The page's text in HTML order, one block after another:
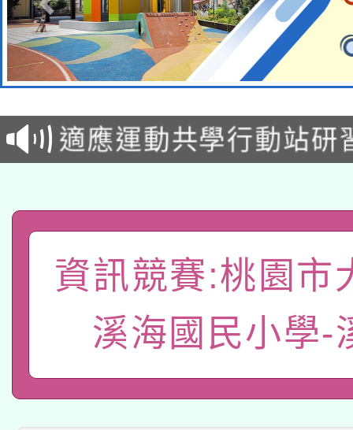
本校115學年度第2次
招甄選結果公告(無人
適應運動共學行動站研
本館辦理115年度閱讀
暨閱讀推動專業研習
科技賦能─人工智慧
礎課程
A3數位素養講師名單
「數位內容與教學軟體
pilot」
有關大陸委員會函釋公
薪期間赴陸應申請許可
115年8月22日(星期六
資訊競賽:桃園市
溪海國民小學-